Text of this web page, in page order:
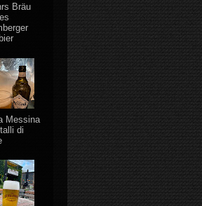
Bräu
Messina
di